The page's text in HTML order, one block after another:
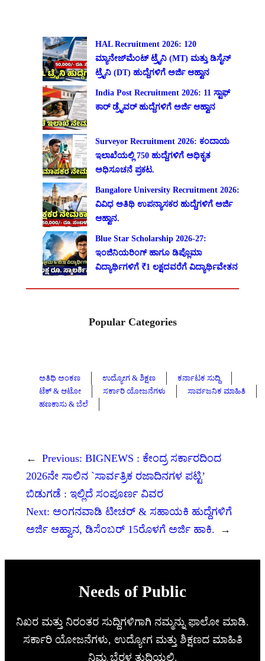
HAL Recruitment 2026: 120
ಮ್ಯಾನೇಜ್‌ಮೆಂಟ್ ಟ್ರೈನಿ (MT) ಮತ್ತು ಡಿಸೈನ್
ಟ್ರೈನಿ (DT) ಹುದ್ದೆಗಳಿಗೆ ಅರ್ಜಿ ಆಹ್ವಾನ
India Post Recruitment 2026: 11 ಸ್ಟಾಫ್
ಕಾರ್ ಡ್ರೈವರ್ ಹುದ್ದೆಗಳಿಗೆ ಅರ್ಜಿ ಆಹ್ವಾನ
Surveyor Recruitment 2026: ಕಂದಾಯ
ಇಲಾಖೆಯಲ್ಲಿ 750 ಹುದ್ದೆಗಳಿಗೆ ಅಧಿಕೃತ
ಅಧಿಸೂಚನೆ ಪ್ರಕಟ.
Bangalore University Recruitment 2026:
ವಿವಿಧ ಅತಿಥಿ ಉಪನ್ಯಾಸಕರ ಹುದ್ದೆಗಳಿಗೆ ಅರ್ಜಿ
ಆಹ್ವಾನ.
Blue Star Scholarship 2026-27:
ಇಂಜಿನಿಯರಿಂಗ್ ಹಾಗೂ ಡಿಪ್ಲೊಮಾ
ವಿದ್ಯಾರ್ಥಿಗಳಿಗೆ ₹1 ಲಕ್ಷದವರೆಗೆ ವಿದ್ಯಾರ್ಥಿವೇತನ
Popular Categories
ಅತಿಥಿ ಅಂಕಣ ಉದ್ಯೋಗ & ಶಿಕ್ಷಣ
ಕರ್ನಾಟಕ ಸುದ್ದಿ
ಟೆಕ್ & ಆಟೋ
ಸರ್ಕಾರಿ ಯೋಜನೆಗಳು
ಸಾರ್ವಜನಿಕ ಮಾಹಿತಿ
ಹಣಕಾಸು & ಬೆಲೆ
← Previous: BIGNEWS : ಕೇಂದ್ರ ಸರ್ಕಾರದಿಂದ
2026ನೇ ಸಾಲಿನ `ಸಾರ್ವತ್ರಿಕ ರಜಾದಿನಗಳ ಪಟ್ಟಿ’
ಬಿಡುಗಡೆ : ಇಲ್ಲಿದೆ ಸಂಪೂರ್ಣ ವಿವರ
Next: ಅಂಗನವಾಡಿ ಟೀಚರ್ & ಸಹಾಯಕಿ ಹುದ್ದೆಗಳಿಗೆ
ಅರ್ಜಿ ಆಹ್ವಾನ, ಡಿಸೆಂಬರ್ 15ರೊಳಗೆ ಅರ್ಜಿ ಹಾಕಿ.
→
Needs of Public
ನಿಖರ ಮತ್ತು ನಿರಂತರ ಸುದ್ದಿಗಳಿಗಾಗಿ ನಮ್ಮನ್ನು ಫಾಲೋ ಮಾಡಿ.
ಸರ್ಕಾರಿ ಯೋಜನೆಗಳು, ಉದ್ಯೋಗ ಮತ್ತು ಶಿಕ್ಷಣದ ಮಾಹಿತಿ
ನಿಮ್ಮ ಬೆರಳ ತುದಿಯಲ್ಲಿ.